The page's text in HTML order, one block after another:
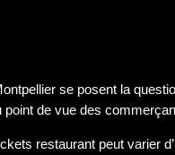
se posent la
de vue des
restaurant peut varier